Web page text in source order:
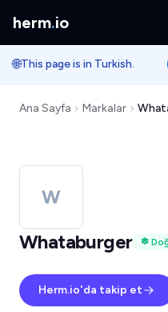
herm.io
🌐This page is in Turkish.
Ana Sayfa Markalar
W
Whataburger
Herm.io'da takip et